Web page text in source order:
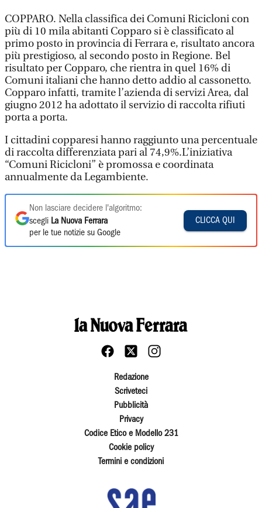
COPPARO. Nella classifica dei Comuni Ricicloni con
più di 10 mila abitanti Copparo si è classificato al
primo posto in provincia di Ferrara e, risultato ancora
più prestigioso, al secondo posto in Regione. Bel
risultato per Copparo, che rientra in quel 16% di
Comuni italiani che hanno detto addio al cassonetto.
Copparo infatti, tramite l’azienda di servizi Area, dal
giugno 2012 ha adottato il servizio di raccolta rifiuti
porta a porta.
I cittadini copparesi hanno raggiunto una percentuale
di raccolta differenziata pari al 74,9%.L’iniziativa
“Comuni Ricicloni” è promossa e coordinata
annualmente da Legambiente.
Non lasciare decidere l'algoritmo:
scegli La Nuova Ferrara
per le tue notizie su Google
CLICCA QUI
Redazione
Scriveteci
Pubblicità
Privacy
Codice Etico e Modello 231
Cookie policy
Termini e condizioni